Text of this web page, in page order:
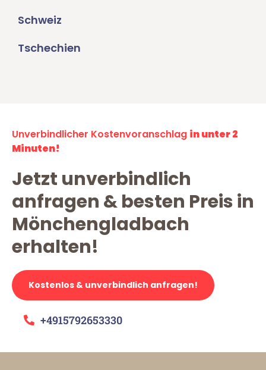
Schweiz
Tschechien
Unverbindlicher Kostenvoranschlag in unter 2
Minuten!
Jetzt unverbindlich
anfragen & besten Preis in
Mönchengladbach
erhalten!
Kostenlos & unverbindlich anfragen!
+4915792653330